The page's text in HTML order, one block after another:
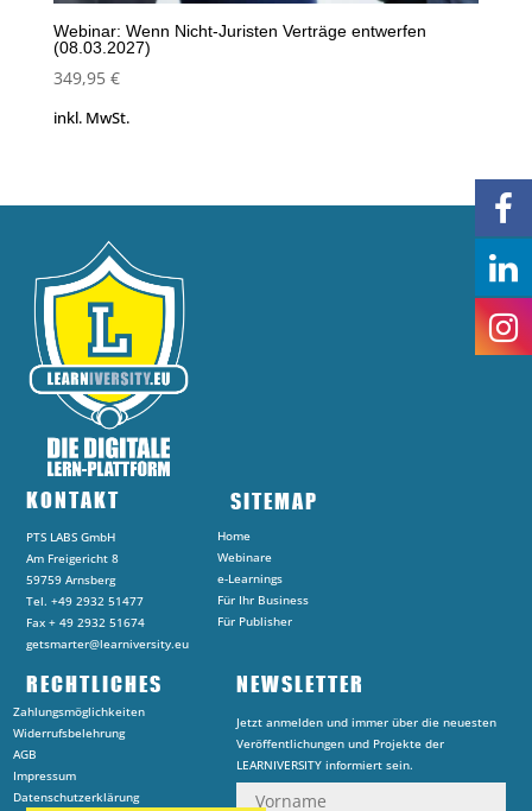
Webinar: Wenn Nicht-Juristen Verträge entwerfen
(08.03.2027)
349,95 €
inkl. MwSt.
KONTAKT
PTS LABS GmbH
Am Freigericht 8
59759 Arnsberg
Tel. +49 2932 51477
Fax + 49 2932 51674
getsmarter@learniversity.eu
SITEMAP
Home
Webinare
e-Learnings
Für Ihr Business
Für Publisher
RECHTLICHES
Zahlungsmöglichkeiten
Widerrufsbelehrung
AGB
Impressum
Datenschutzerklärung
NEWSLETTER
Jetzt anmelden und immer über die neuesten
Veröffentlichungen und Projekte der
LEARNIVERSITY informiert sein.